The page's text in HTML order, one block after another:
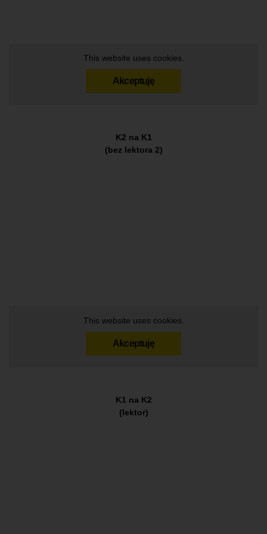
This website uses cookies.
Akceptuję
K2 na K1
(bez lektora 2)
This website uses cookies.
Akceptuję
K1 na K2
(lektor)